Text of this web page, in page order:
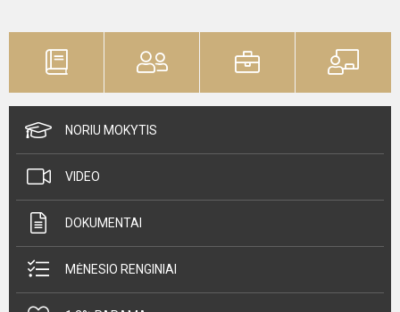
NORIU MOKYTIS
VIDEO
DOKUMENTAI
MĖNESIO RENGINIAI